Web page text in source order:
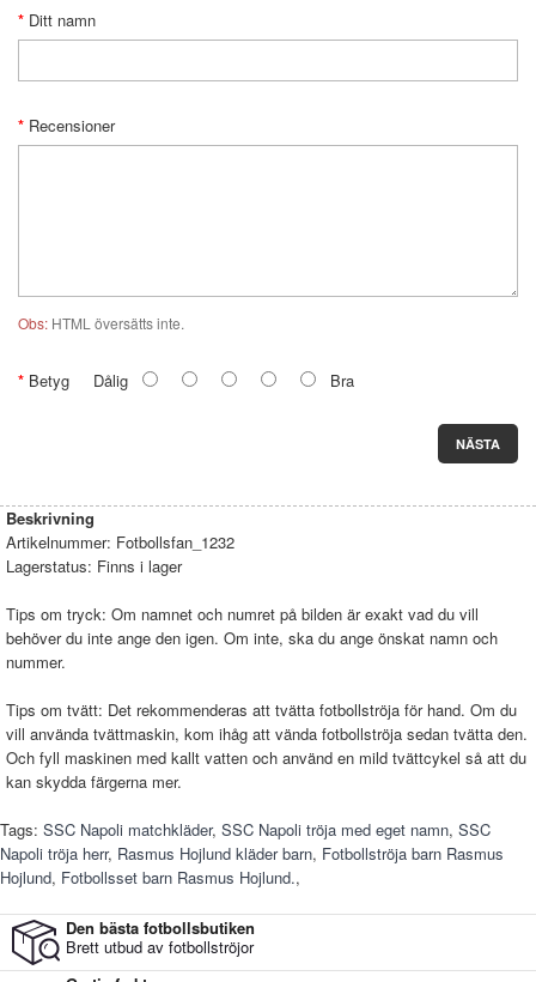
Ditt namn
Recensioner
Obs: HTML översätts inte.
Betyg Dålig Bra
NÄSTA
Beskrivning
Artikelnummer: Fotbollsfan_1232
Lagerstatus: Finns i lager
Tips om tryck: Om namnet och numret på bilden är exakt vad du vill
behöver du inte ange den igen. Om inte, ska du ange önskat namn och
nummer.
Tips om tvätt: Det rekommenderas att tvätta fotbollströja för hand. Om du
vill använda tvättmaskin, kom ihåg att vända fotbollströja sedan tvätta den.
Och fyll maskinen med kallt vatten och använd en mild tvättcykel så att du
kan skydda färgerna mer.
Tags: SSC Napoli matchkläder, SSC Napoli tröja med eget namn, SSC
Napoli tröja herr, Rasmus Hojlund kläder barn, Fotbollströja barn Rasmus
Hojlund, Fotbollsset barn Rasmus Hojlund.,
Den bästa fotbollsbutiken
Brett utbud av fotbollströjor